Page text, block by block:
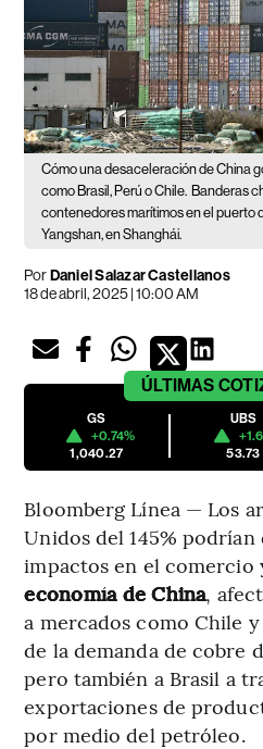
Cómo una desaceleración de China
como Brasil, Perú o Chile. Banderas
contenedores marítimos en el puerto
Yangshan, en Shanghái.
PorDaniel Salazar Castellanos
18 de abril, 2025 | 10:00 AM
ÚLTIMAS
GS
+0.74%
1,040.27
UBS
53.73
Bloomberg Línea — Los
Unidos del 145% podrían
impactos en el
economía de China,
a mercados como Chile
de la demanda de cobre
pero también a Brasil a
exportaciones de
por medio del petróleo.